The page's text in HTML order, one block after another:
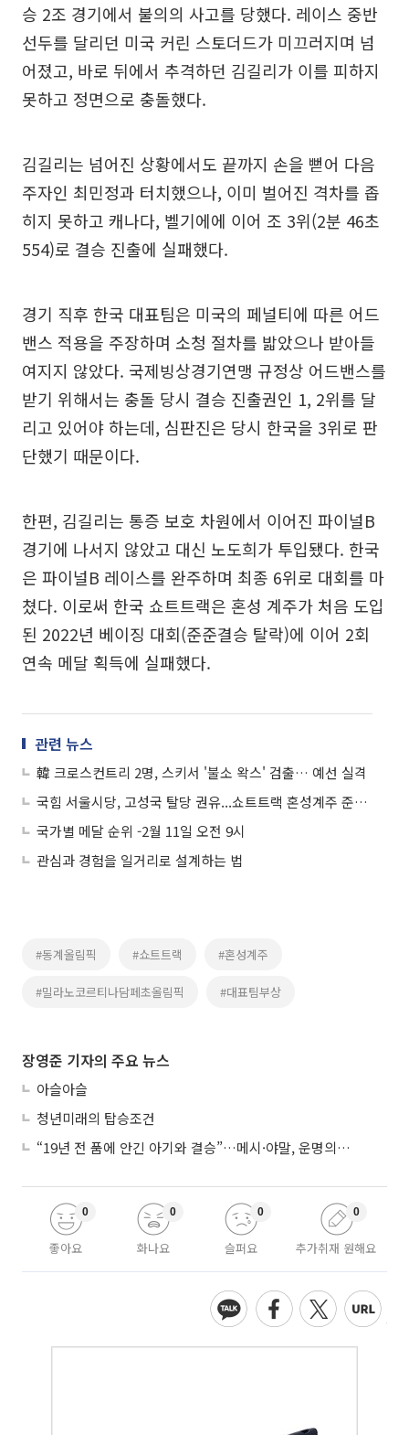
승 2조 경기에서 불의의 사고를 당했다. 레이스 중반
선두를 달리던 미국 커린 스토더드가 미끄러지며 넘
어졌고, 바로 뒤에서 추격하던 김길리가 이를 피하지
못하고 정면으로 충돌했다.
김길리는 넘어진 상황에서도 끝까지 손을 뻗어 다음
주자인 최민정과 터치했으나, 이미 벌어진 격차를 좁
히지 못하고 캐나다, 벨기에에 이어 조 3위(2분 46초
554)로 결승 진출에 실패했다.
경기 직후 한국 대표팀은 미국의 페널티에 따른 어드
밴스 적용을 주장하며 소청 절차를 밟았으나 받아들
여지지 않았다. 국제빙상경기연맹 규정상 어드밴스를
받기 위해서는 충돌 당시 결승 진출권인 1, 2위를 달
리고 있어야 하는데, 심판진은 당시 한국을 3위로 판
단했기 때문이다.
한편, 김길리는 통증 보호 차원에서 이어진 파이널B
경기에 나서지 않았고 대신 노도희가 투입됐다. 한국
은 파이널B 레이스를 완주하며 최종 6위로 대회를 마
쳤다. 이로써 한국 쇼트트랙은 혼성 계주가 처음 도입
된 2022년 베이징 대회(준준결승 탈락)에 이어 2회
연속 메달 획득에 실패했다.
관련 뉴스
韓 크로스컨트리 2명, 스키서 '불소 왁스' 검출… 예선 실격
국힘 서울시당, 고성국 탈당 권유...쇼트트랙 혼성계주 준결승 탈락 外
국가별 메달 순위 -2월 11일 오전 9시
관심과 경험을 일거리로 설계하는 법
#동계올림픽 #쇼트트랙 #혼성계주
#밀라노코르티나담페초올림픽 #대표팀부상
장영준 기자의 주요 뉴스
아슬아슬
청년미래의 탑승조건
“19년 전 품에 안긴 아기와 결승”…메시·야말, 운명의 왕좌 대결
좋아요
0
화나요
0
슬퍼요
0
추가취재 원해요
0